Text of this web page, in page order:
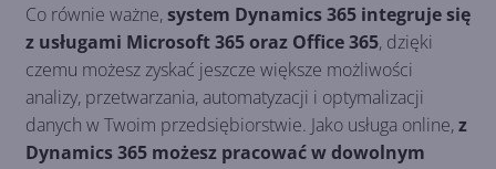
Co równie ważne,system Dynamics 365 integruje się
z usługami Microsoft 365 oraz Office 365, dzięki
czemu możesz zyskać jeszcze większe możliwości
analizy, przetwarzania, automatyzacji i optymalizacji
danych w Twoim przedsiębiorstwie. Jako usługa online,z
Dynamics 365 możesz pracować w dowolnym